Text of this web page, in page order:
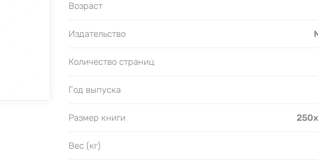
Возраст
Издательство
Количество страниц
Год выпуска
Размер книги
Вес (кг)